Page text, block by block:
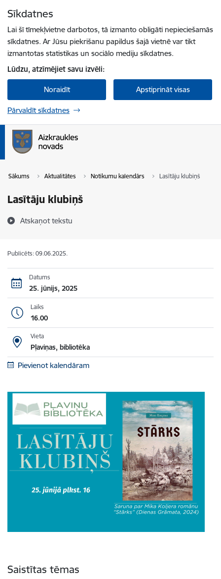
Sīkdatnes
Lai šī tīmekļvietne darbotos, tā izmanto obligāti nepieciešamās
sīkdatnes. Ar Jūsu piekrišanu papildus šajā vietnē var tikt
izmantotas statistikas un sociālo mediju sīkdatnes.
Lūdzu, atzīmējiet savu izvēli:
Noraidīt Apstiprināt visas
Pārvaldīt sīkdatnes
Sākums Aktualitātes Notikumu kalendārs Lasītāju klubiņš
Lasītāju klubiņš
Atskaņot tekstu
Publicēts: 09.06.2025.
Datums
25. jūnijs, 2025
Laiks
16.00
Vieta
Pļaviņas, bibliotēka
Pievienot kalendāram
Saistītas tēmas